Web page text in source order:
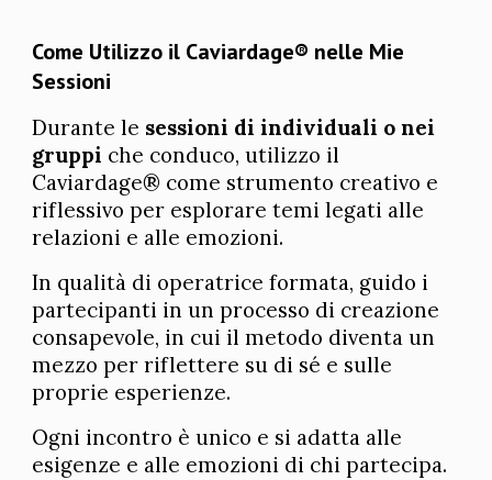
Come Utilizzo il Caviardage® nelle Mie
Sessioni
Durante le sessioni di individuali o nei
gruppi che conduco, utilizzo il
Caviardage® come strumento creativo e
riflessivo per esplorare temi legati alle
relazioni e alle emozioni.
In qualità di operatrice formata, guido i
partecipanti in un processo di creazione
consapevole, in cui il metodo diventa un
mezzo per riflettere su di sé e sulle
proprie esperienze.
Ogni incontro è unico e si adatta alle
esigenze e alle emozioni di chi partecipa.